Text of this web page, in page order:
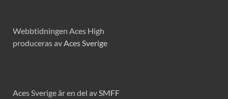
Webbtidningen Aces High
produceras avAces Sverige
Aces Sverige är en del avSMFF